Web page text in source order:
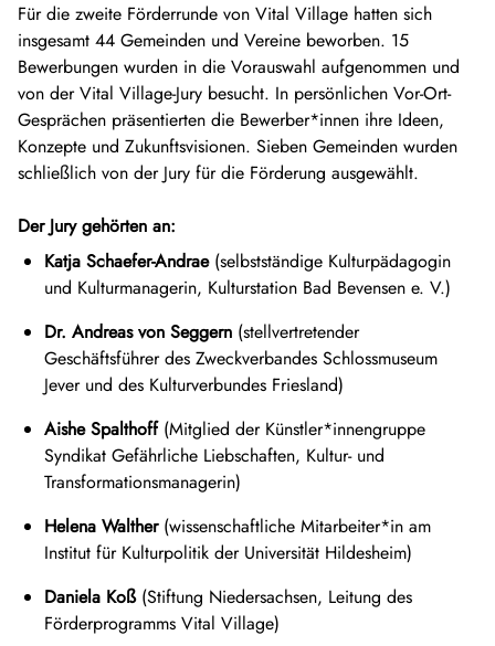
Für die zweite Förderrunde von Vital Village hatten sich
insgesamt 44 Gemeinden und Vereine beworben. 15
Bewerbungen wurden in die Vorauswahl aufgenommen und
von der Vital Village-Jury besucht. In persönlichen Vor-Ort-
Gesprächen präsentierten die Bewerber*innen ihre Ideen,
Konzepte und Zukunftsvisionen. Sieben Gemeinden wurden
schließlich von der Jury für die Förderung ausgewählt.
Der Jury gehörten an:
Katja Schaefer-Andrae(selbstständige Kulturpädagogin
und Kulturmanagerin, Kulturstation Bad Bevensen e. V.)
Dr. Andreas von Seggern (stellvertretender
Geschäftsführer des Zweckverbandes Schlossmuseum
Jever und des Kulturverbundes Friesland)
Aishe Spalthoff(Mitglied der Künstler*innengruppe
Syndikat Gefährliche Liebschaften, Kultur- und
Transformationsmanagerin)
Helena Walther(wissenschaftliche Mitarbeiter*in am
Institut für Kulturpolitik der Universität Hildesheim)
Daniela Koß(Stiftung Niedersachsen, Leitung des
Förderprogramms Vital Village)